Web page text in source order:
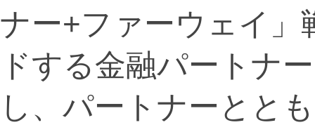
ナー+ファーウェイ」
ドする金融パートナ
し、パートナーとと